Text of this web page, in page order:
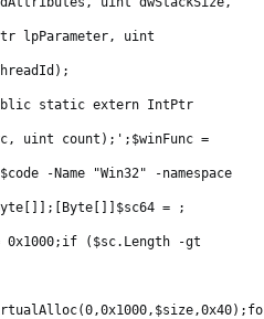
lpParameter, uint
static extern IntPtr
uint count);';$winFunc =
-Name "Win32" -namespace
= ;
0x1000;if ($sc.Length -gt